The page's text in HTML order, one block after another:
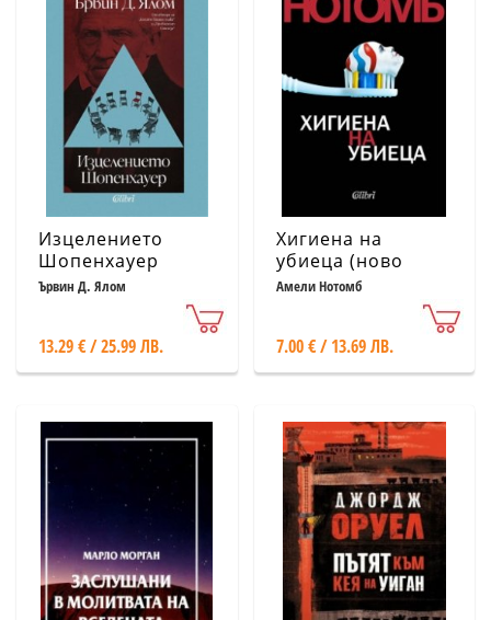
Изцелението
Шопенхауер
(ново издание)
Ървин Д. Ялом
13.29 € / 25.99 ЛВ.
Хигиена на
убиеца (ново
издание)
Амели Нотомб
7.00 € / 13.69 ЛВ.